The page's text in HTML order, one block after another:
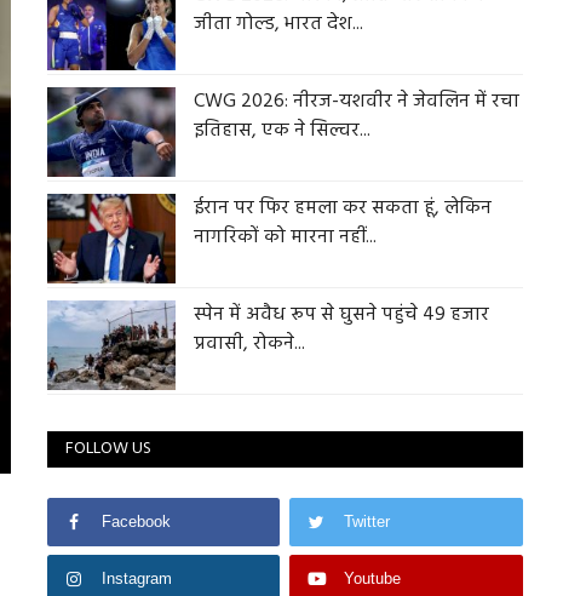
जीता गोल्ड, भारत देश...
CWG 2026: नीरज-यशवीर ने जेवलिन में रचा
इतिहास, एक ने सिल्वर...
ईरान पर फिर हमला कर सकता हूं, लेकिन
नागरिकों को मारना नहीं...
स्पेन में अवैध रूप से घुसने पहुंचे 49 हजार
प्रवासी, रोकने...
FOLLOW US
Facebook Twitter
Instagram Youtube